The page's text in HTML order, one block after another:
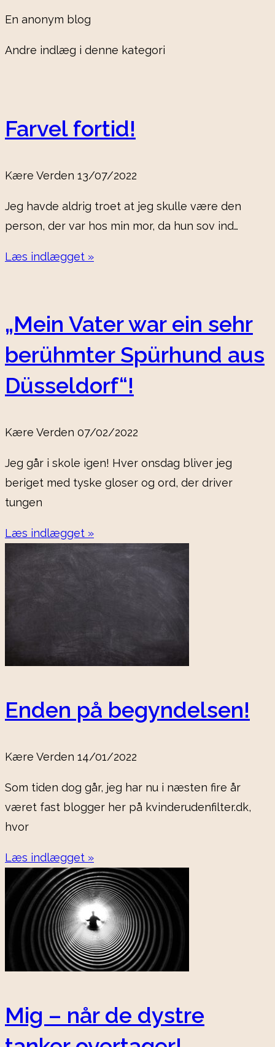
En anonym blog
Andre indlæg i denne kategori
Farvel fortid!
Kære Verden 13/07/2022
Jeg havde aldrig troet at jeg skulle være den
person, der var hos min mor, da hun sov ind…
Læs indlægget »
„Mein Vater war ein sehr
berühmter Spürhund aus
Düsseldorf“!
Kære Verden 07/02/2022
Jeg går i skole igen! Hver onsdag bliver jeg
beriget med tyske gloser og ord, der driver
tungen
Læs indlægget »
Enden på begyndelsen!
Kære Verden 14/01/2022
Som tiden dog går, jeg har nu i næsten fire år
været fast blogger her på kvinderudenfilter.dk,
hvor
Læs indlægget »
Mig – når de dystre